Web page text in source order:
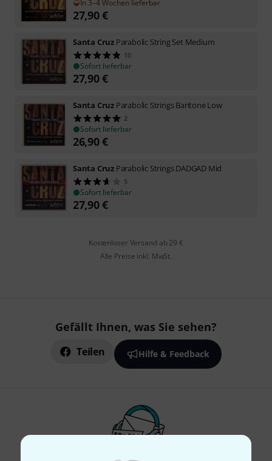
In 3–4 Wochen lieferbar
27,90€
Santa Cruz Parabolic String Set Medium
10
Sofort lieferbar
27,90€
Santa Cruz Parabolic Strings Baritone Low
2
Sofort lieferbar
26,90€
Santa Cruz Parabolic Strings DADGAD Mid
5
Sofort lieferbar
27,90€
Kostenloser Versand ab 29 €
Alle Preise inkl. MwSt.
Gefällt Ihnen, was Sie sehen?
Teilen Hilfe & Feedback